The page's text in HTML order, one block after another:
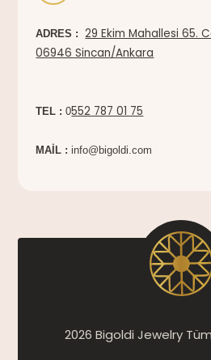
ADRES :
29 Ekim Mahallesi 65.
06946 Sincan/Ankara
TEL : 0552 787 01 75
MAİL :info@bigoldi.com
2026 Bigoldi Jewelry Tüm